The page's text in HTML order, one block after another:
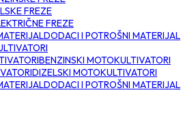
FREZE
FREZE
DODACI I POTROŠNI MATERIJAL
BENZINSKI MOTOKULTIVATORI
DIZELSKI MOTOKULTIVATORI
DODACI I POTROŠNI MATERIJAL